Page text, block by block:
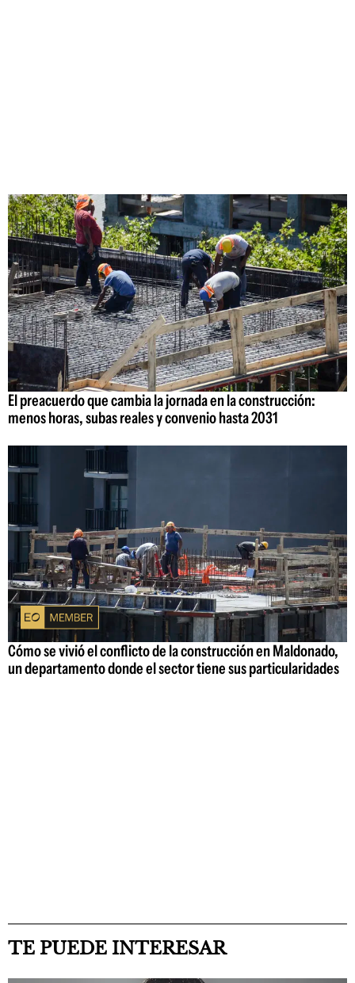
El preacuerdo que cambia la jornada en la construcción:
menos horas, subas reales y convenio hasta 2031
Cómo se vivió el conflicto de la construcción en Maldonado,
un departamento donde el sector tiene sus particularidades
TE PUEDE INTERESAR